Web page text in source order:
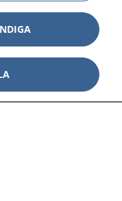
Visa
Visa
Visa